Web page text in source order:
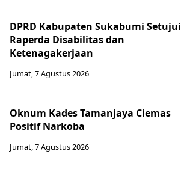
DPRD Kabupaten Sukabumi Setujui
Raperda Disabilitas dan
Ketenagakerjaan
Jumat, 7 Agustus 2026
Oknum Kades Tamanjaya Ciemas
Positif Narkoba
Jumat, 7 Agustus 2026